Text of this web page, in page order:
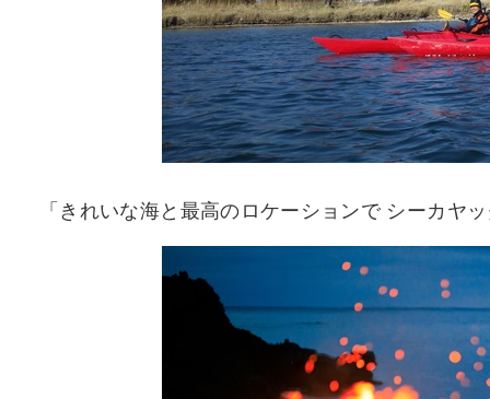
「きれいな海と最高のロケーションで シーカヤ